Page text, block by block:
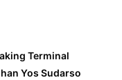
Terminal
Yos Sudarso